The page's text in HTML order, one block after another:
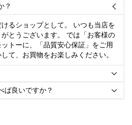
？ 
るショップとして。 いつも当店を
とうございます。 では「お客様の
トーに、「品質安心保証」をご用
て、お買物をお楽しみください。

ば良いですか？ 